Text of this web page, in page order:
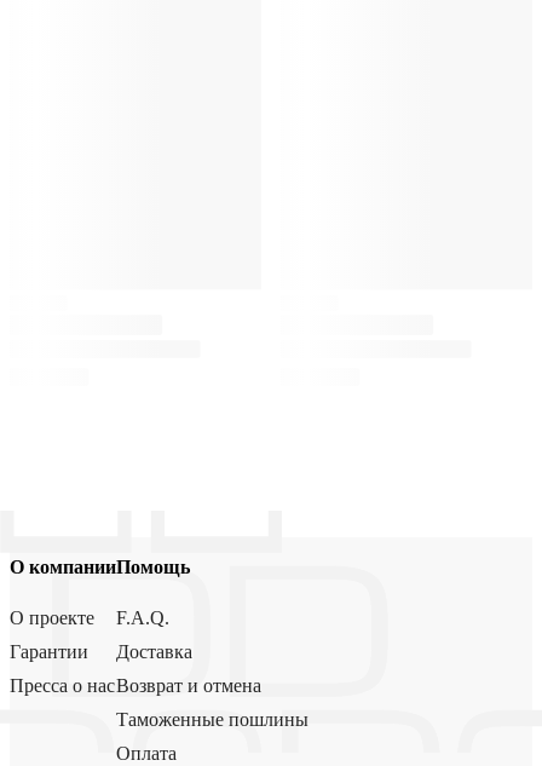
О компании
О проекте
Гарантии
Пресса о нас
Помощь
F.A.Q.
Доставка
Возврат и отмена
Таможенные пошлины
Оплата